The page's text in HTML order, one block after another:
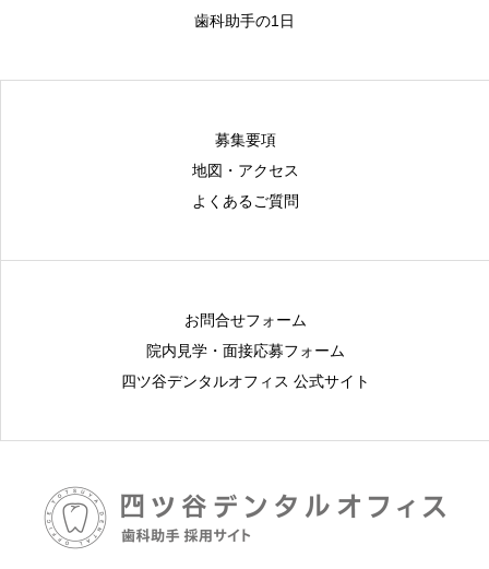
歯科助手の1日
募集要項
地図・アクセス
よくあるご質問
お問合せフォーム
院内見学・面接応募フォーム
四ツ谷デンタルオフィス 公式サイト